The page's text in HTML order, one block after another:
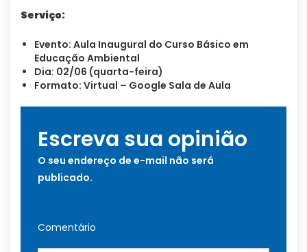
Serviço:
Evento: Aula Inaugural do Curso Básico em
Educação Ambiental
Dia: 02/06 (quarta-feira)
Formato: Virtual – Google Sala de Aula
Escreva sua opinião
O seu endereço de e-mail não será
publicado.
Comentário